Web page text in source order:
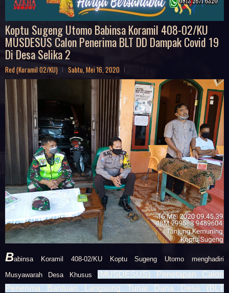
Koptu Sugeng Utomo Babinsa Koramil 408-02/KU
MUSDESUS Calon Penerima BLT DD Dampak Covid 19
Di Desa Selika 2
Red (Koramil 02/KU) Sabtu, Mei 16, 2020
Babinsa Koramil 408-02/KU Koptu Sugeng Utomo menghadiri
Musyawarah Desa Khusus (MUSDESUS) Penetapan Calon
Penerima Bantuan Langsung Tunai Dana Desa (BLT